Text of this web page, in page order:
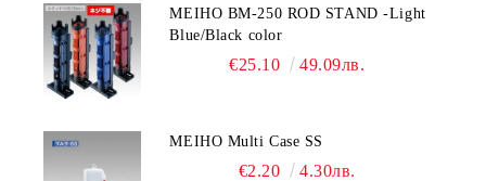
MEIHO BM-250 ROD STAND -Light
Blue/Black color
€25.10 49.09лв.
MEIHO Multi Case SS
€2.20 4.30лв.